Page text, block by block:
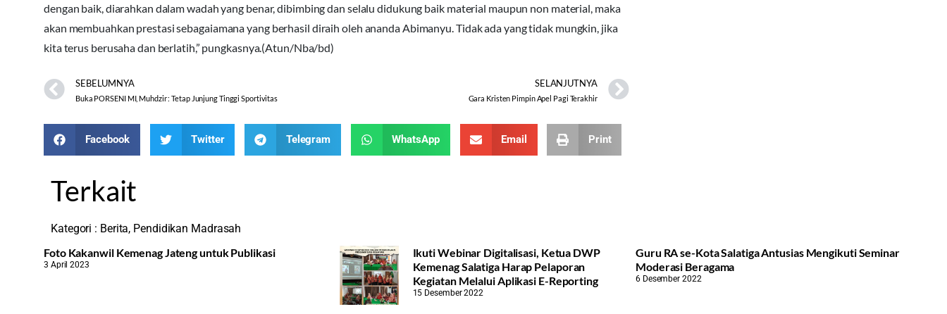
dengan baik, diarahkan dalam wadah yang benar, dibimbing dan selalu didukung baik material maupun non material, maka
akan membuahkan prestasi sebagaiamana yang berhasil diraih oleh ananda Abimanyu. Tidak ada yang tidak mungkin, jika
kita terus berusaha dan berlatih,” pungkasnya.(Atun/Nba/bd)
SEBELUMNYA
Buka PORSENI MI, Muhdzir : Tetap Junjung Tinggi Sportivitas
SELANJUTNYA
Gara Kristen Pimpin Apel Pagi Terakhir
Facebook Twitter Telegram WhatsApp Email Print
Terkait
Kategori : Berita, Pendidikan Madrasah
Foto Kakanwil Kemenag Jateng untuk Publikasi
3 April 2023
Ikuti Webinar Digitalisasi, Ketua DWP
Kemenag Salatiga Harap Pelaporan
Kegiatan Melalui Aplikasi E-Reporting
15 Desember 2022
Guru RA se-Kota Salatiga Antusias Mengikuti Seminar
Moderasi Beragama
6 Desember 2022